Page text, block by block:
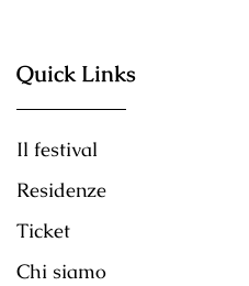
Quick Links
Il festival
Residenze
Ticket
Chi siamo